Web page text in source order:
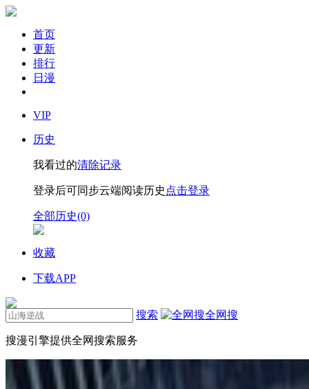
首页
更新
排行
日漫
VIP
历史
我看过的清除记录
登录后可同步云端阅读历史 点击登录
全部历史(0)
收藏
下载APP
搜索 全网搜
搜漫引擎提供全网搜索服务